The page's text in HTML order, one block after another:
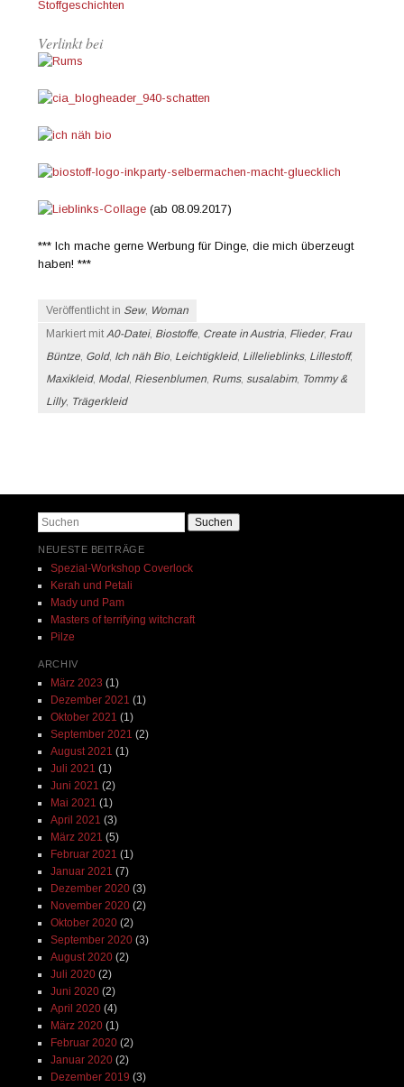
Stoffgeschichten
Verlinkt bei
(ab 08.09.2017)
*** Ich mache gerne Werbung für Dinge, die mich überzeugt
haben! ***
Veröffentlicht in Sew, Woman
Markiert mit A0-Datei, Biostoffe Create in Austria Flieder, Frau
Büntze Gold, Ich näh Bio Leichtigkleid, Lillelieblinks, Lillestoff,
Maxikleid, Modal, Riesenblumen Rums, susalabim, Tommy &
Lilly, Trägerkleid
Suchen
NEUESTE BEITRÄGE
Spezial-Workshop Coverlock
Kerah und Petali
Mady und Pam
Masters of terrifying witchcraft
Pilze
ARCHIV
März 2023 (1)
Dezember 2021 (1)
Oktober 2021 (1)
September 2021 (2)
August 2021 (1)
Juli 2021 (1)
Juni 2021 (2)
Mai 2021 (1)
April 2021 (3)
März 2021 (5)
Februar 2021 (1)
Januar 2021 (7)
Dezember 2020(3)
November 2020(2)
Oktober 2020(2)
September 2020(3)
August 2020(2)
Juli 2020(2)
Juni 2020(2)
April 2020(4)
März 2020(1)
Februar 2020(2)
Januar 2020(2)
Dezember 2019 (3)